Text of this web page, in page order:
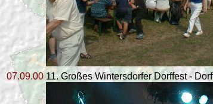
07.09.00 11. Großes Wintersdorfer Dorffest -